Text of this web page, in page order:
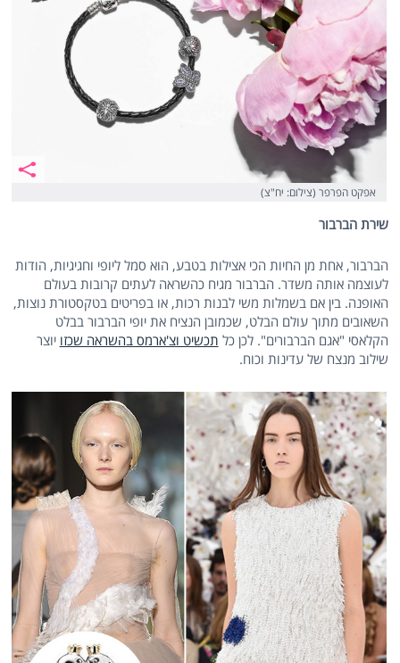
אפקט הפרפר (צילום: יח"צ)
שירת הברבור
הברבור, אחת מן החיות הכי אצילות בטבע, הוא סמל ליופי וחגיגיות, הודות
לעוצמה אותה משדר. הברבור מגיח כהשראה לעתים קרובות בעולם
האופנה. בין אם בשמלות משי לבנות רכות, או בפריטים בטקסטורת נוצות,
השאובים מתוך עולם הבלט, שכמובן הנציח את יופי הברבור בבלט
הקלאסי "אגם הברבורים". לכן כל תכשיט וצ'ארמס בהשראה שכזו יוצר
שילוב מנצח של עדינות וכוח.